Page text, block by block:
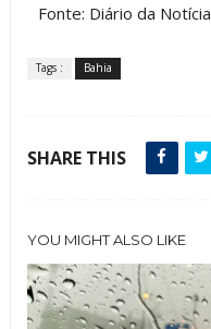
Fonte: Diário da Notícia
Tags : Bahia
SHARE THIS
YOU MIGHT ALSO LIKE